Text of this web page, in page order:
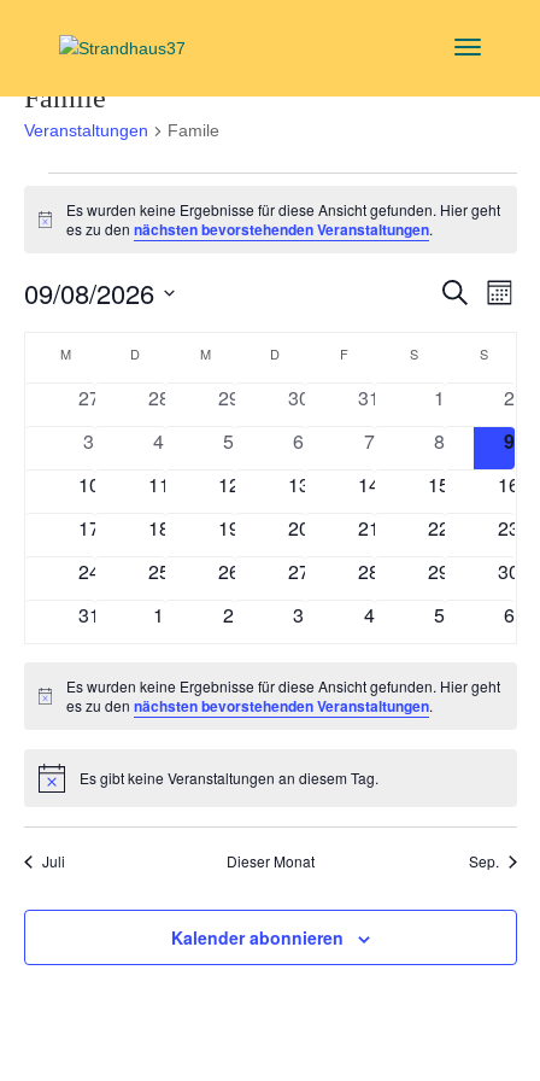
Famile
Veranstaltungen Famile
Hinweis
Es wurden keine Ergebnisse für diese Ansicht gefunden. Hier geht
es zu dennächsten bevorstehenden Veranstaltungen.
und
Suche
Monat
09/08/2026
wählen.
Kalender
Veranstaltungen
MMONTAG DDIENSTAGMMITTWOCH
DDONNERSTAG
F S SAMSTAGS
0
27
0
28
0
29
0
30
0
Veranstaltungen
31
0
1
0
2
0
3
0
4
0
5
0
6
0
Veranstaltungen
7
0
8
0
9
0
10
0
11
0
12
0
13
0
14
0
15
0
16
0
17
0
18
0
19
0
20
0
21
0
22
0
23
0
24
0
25
0
26
0
27
0
28
0
29
0
30
0
31
0
1
0
2
0
3
0
4
0
5
0
6
Hinweis
Es wurden keine Ergebnisse für diese Ansicht gefunden. Hier geht
es zu dennächsten bevorstehenden Veranstaltungen.
HinweisEs gibt keine Veranstaltungen an diesem Tag.
Juli Dieser Monat Sep.
Kalender abonnieren